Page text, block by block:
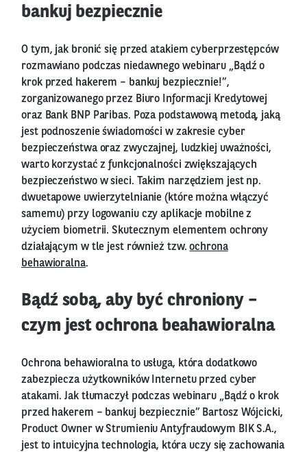
bankuj bezpiecznie
O tym, jak bronić się przed atakiem cyberprzestępców
rozmawiano podczas niedawnego webinaru „Bądź o
krok przed hakerem – bankuj bezpiecznie!”,
zorganizowanego przez Biuro Informacji Kredytowej
oraz Bank BNP Paribas. Poza podstawową metodą, jaką
jest podnoszenie świadomości w zakresie cyber
bezpieczeństwa oraz zwyczajnej, ludzkiej uważności,
warto korzystać z funkcjonalności zwiększających
bezpieczeństwo w sieci. Takim narzędziem jest np.
dwuetapowe uwierzytelnianie (które można włączyć
samemu) przy logowaniu czy aplikacje mobilne z
użyciem biometrii. Skutecznym elementem ochrony
działającym w tle jest również tzw.ochrona
behawioralna.
Bądź sobą, aby być chroniony –
czym jest ochrona beahawioralna
Ochrona behawioralna to usługa, która dodatkowo
zabezpiecza użytkowników Internetu przed cyber
atakami. Jak tłumaczył podczas webinaru „Bądź o krok
przed hakerem – bankuj bezpiecznie” Bartosz Wójcicki,
Product Owner w Strumieniu Antyfraudowym BIK S.A.,
jest to intuicyjna technologia, która uczy się zachowania